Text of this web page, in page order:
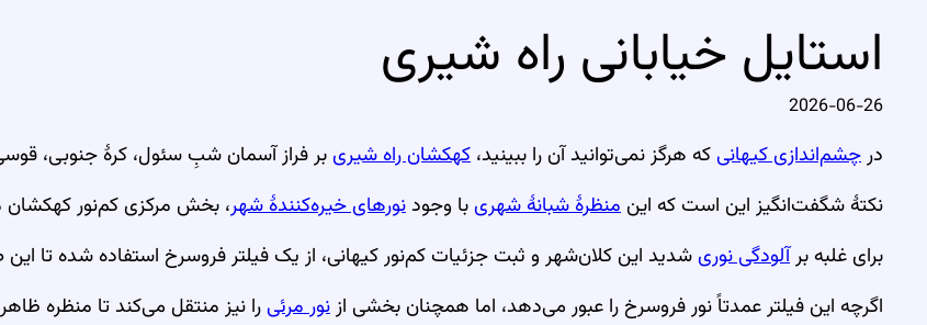
استایل خیابانی راه شیری
2026-06-26
درچشم‌اندازی کیهانیکه هرگز نمی‌توانید آن را ببینید، کهکشان راه شیریبر فراز آسمان شبِ سئول، کرهٔ جنوبی،
نکتهٔ شگفت‌انگیز این است که اینمنظرهٔ شبانهٔ شهریبا وجودنورهای خیره‌کنندهٔ شهر، بخش مرکزی کم‌نور کهکشان
برای غلبه برآلودگی نوریشدید این کلان‌شهر و ثبت جزئیات کم‌نور کیهانی، از یک فیلتر فروسرخ استفاده شده تا
اگرچه این فیلتر عمدتاً نور فروسرخ را عبور می‌دهد، اما همچنان بخشی ازنور مرئیرا نیز منتقل می‌کند تا منظره